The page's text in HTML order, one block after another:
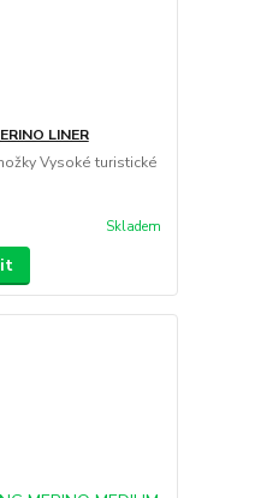
LINER
Vysoké turistické
Skladem